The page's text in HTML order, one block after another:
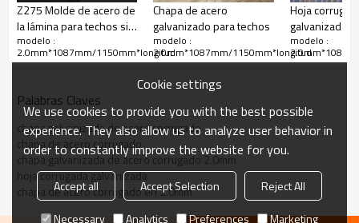
Z275 Molde de acero de
la lámina para techos sin
asbesto en 2.0mm
modelo :
2.0mm*1087mm/1150mm*longitud
Chapa de acero
galvanizado para techos
modelo :
2.0mm*1087mm/1150mm*longitud
Hoja
galvanizada
Z275 en
modelo :
Palabras Claves
chapa galvanizada de acero corrugado
chapa de acero corrugado
chapa galvanizada de acero corrugado 2.0mm
hoja corrugada galvanizada
chapa de acero corrugado en 2.0mm
Cookie settings
We use cookies to provide you with the best possible
experience. They also allow us to analyze user behavior in
order to constantly improve the website for you.
Accept all Accept Selection
Reject All
Necessary
Analytics Preferences Marketing